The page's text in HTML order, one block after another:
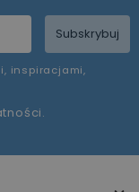
Subskrybuj
inspiracjami,
.